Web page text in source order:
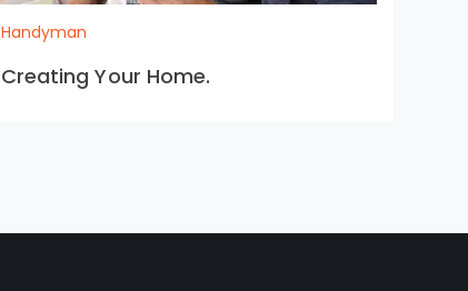
Handyman
Creating Your Home.